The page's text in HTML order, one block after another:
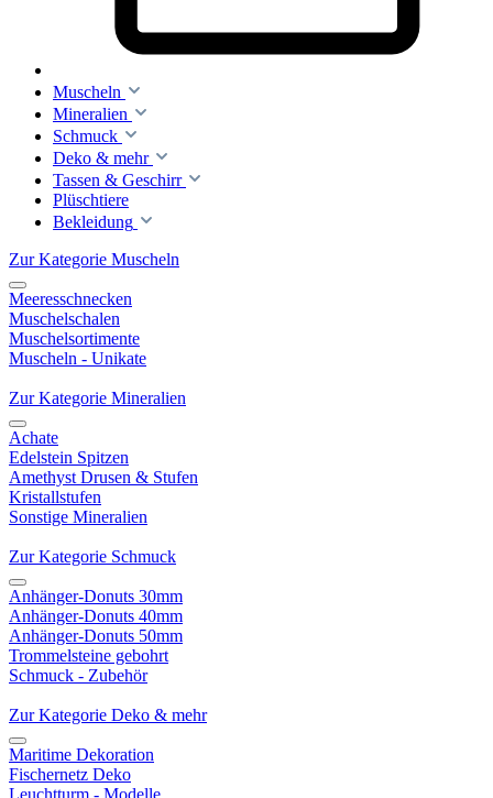
Muscheln
Mineralien
Schmuck
Deko & mehr
Tassen & Geschirr
Plüschtiere
Bekleidung
Zur Kategorie Muscheln
Meeresschnecken
Muschelschalen
Muschelsortimente
Muscheln - Unikate
Zur Kategorie Mineralien
Achate
Edelstein Spitzen
Amethyst Drusen & Stufen
Kristallstufen
Sonstige Mineralien
Zur Kategorie Schmuck
Anhänger-Donuts 30mm
Anhänger-Donuts 40mm
Anhänger-Donuts 50mm
Trommelsteine gebohrt
Schmuck - Zubehör
Zur Kategorie Deko & mehr
Maritime Dekoration
Fischernetz Deko
Leuchtturm - Modelle